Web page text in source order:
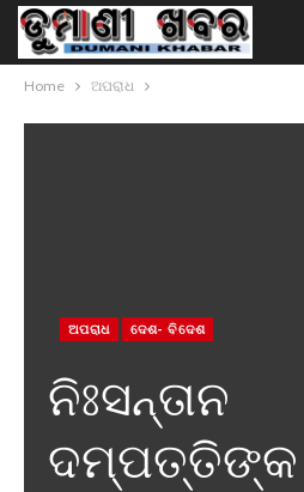
Home ଅପରାଧ
ଅପରାଧ ଦେଶ- ବିଦେଶ
ନିଃସନ୍ତାନ
ଦମ୍ପତ୍ତିଙ୍କ